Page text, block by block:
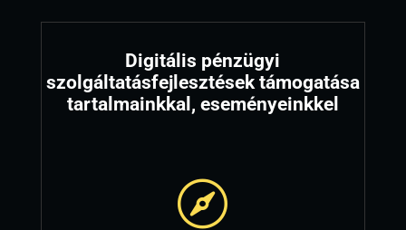
Digitális pénzügyi
szolgáltatásfejlesztések támogatása
tartalmainkkal, eseményeinkkel
